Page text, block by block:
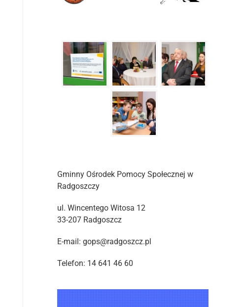
Gminny Ośrodek Pomocy Społecznej w
Radgoszczy
ul. Wincentego Witosa 12
33-207 Radgoszcz
E-mail: gops@radgoszcz.pl
Telefon: 14 641 46 60